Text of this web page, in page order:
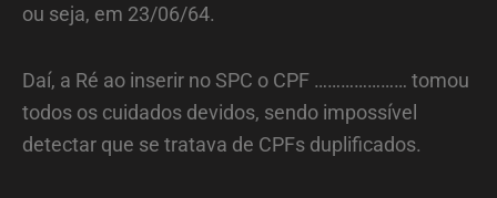
ou seja, em 23/06/64.
Daí, a Ré ao inserir no SPC o CPF ………………… tomou
todos os cuidados devidos, sendo impossível
detectar que se tratava de CPFs duplificados.